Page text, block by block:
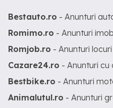
Bestauto.ro - Anunturi
Romimo.ro - Anunturi
Romjob.ro - Anunturi
Cazare24.ro - Anunturi
Bestbike.ro - Anunturi
Animalutul.ro - Anunturi